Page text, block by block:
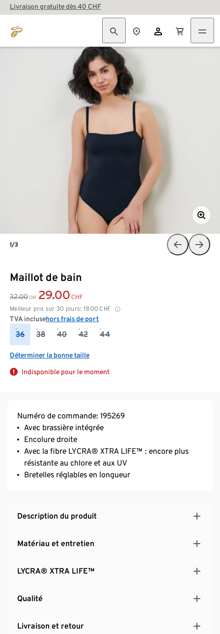
Livraison gratuite dès 40 CHF
Maillot de bain
32.00 CHF 29.00 CHF
Meilleur prix sur 30 jours: 19.00 CHF
TVA inclusehors frais de port
36 38 40 42 44
Déterminer la bonne taille
Indisponible pour le moment
1/3
Numéro de commande: 195269
Avec brassière intégrée
Encolure droite
Avec la fibre LYCRA® XTRA LIFE™ : encore plus
résistante au chlore et aux UV
Bretelles réglables en longueur
Description du produit
Matériau et entretien
LYCRA® XTRA LIFE™
Qualité
Livraison et retour